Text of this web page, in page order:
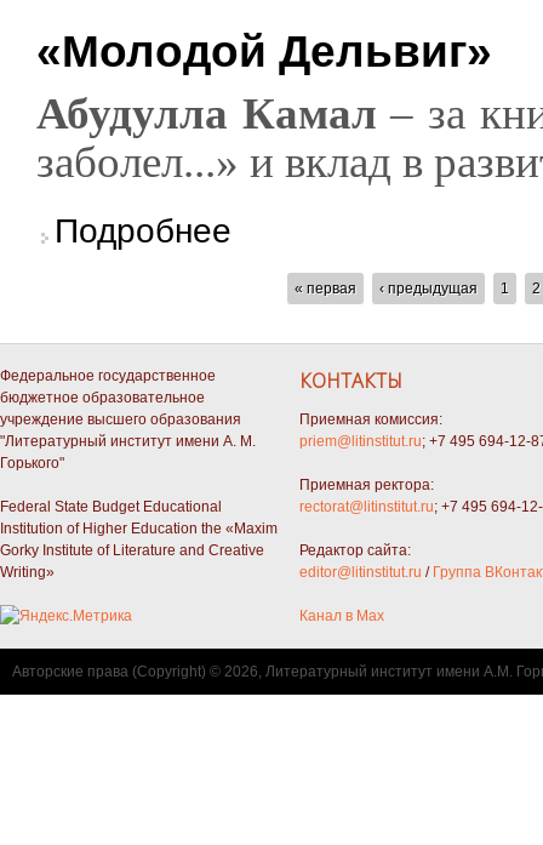
«Молодой Дельвиг»
Абудулла Камал – за
заболел...» и вклад в
Подробнее
« первая ‹ предыдущая 1 2
Федеральное государственное
бюджетное образовательное
учреждение высшего образования
"Литературный институт имени А. М.
Горького"
Federal State Budget Educational
Institution of Higher Education the «Maxim
Gorky Institute of Literature and Creative
Writing»
КОНТАКТЫ
Приемная комиссия:
priem@litinstitut.ru; +7 495 694-12-
Приемная ректора:
rectorat@litinstitut.ru; +7 495 694-
Редактор сайта:
editor@litinstitut.ru / Группа
Канал в Max
Авторские права (Copyright) © 2026, Литературный институт имени А.М.